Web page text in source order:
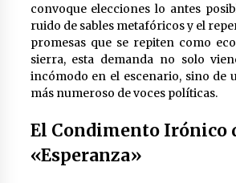
Impactante
Trump decide el
2 meses atrás
Cerámica y
y Accesorios
1 año atrás
convoque elecciones lo antes
ruido de sables metafóricos y el
promesas que se repiten como
sierra, esta demanda no solo
incómodo en el escenario, sino de
más numeroso de voces políticas.
El Condimento Irónico
«Esperanza»